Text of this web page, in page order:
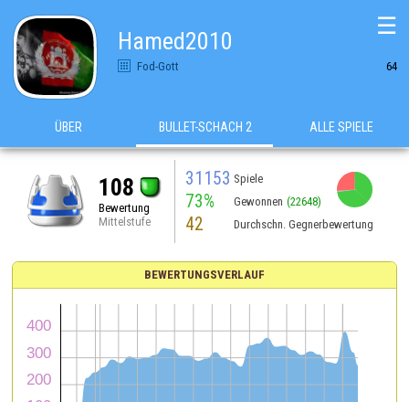
Hamed2010
Fod-Gott 64
☰
ÜBER BULLET-SCHACH 2 ALLE SPIELE
108
Bewertung
Mittelstufe
31153 Spiele
73% Gewonnen (22648)
42 Durchschn. Gegnerbewertung
BEWERTUNGSVERLAUF